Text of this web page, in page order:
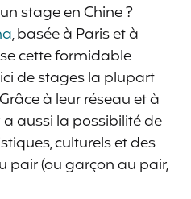
stage en Chine ?
, basée à Paris et à
cette formidable
de stages la plupart
à leur réseau et à
a aussi la possibilité de
culturels et des
pair (ou garçon au pair,